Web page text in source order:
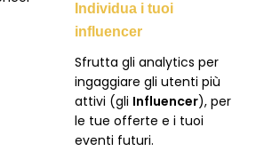
Individua i tuoi
influencer
Sfrutta gli analytics per
ingaggiare gli utenti più
attivi (gli Influencer), per
le tue offerte e i tuoi
eventi futuri.